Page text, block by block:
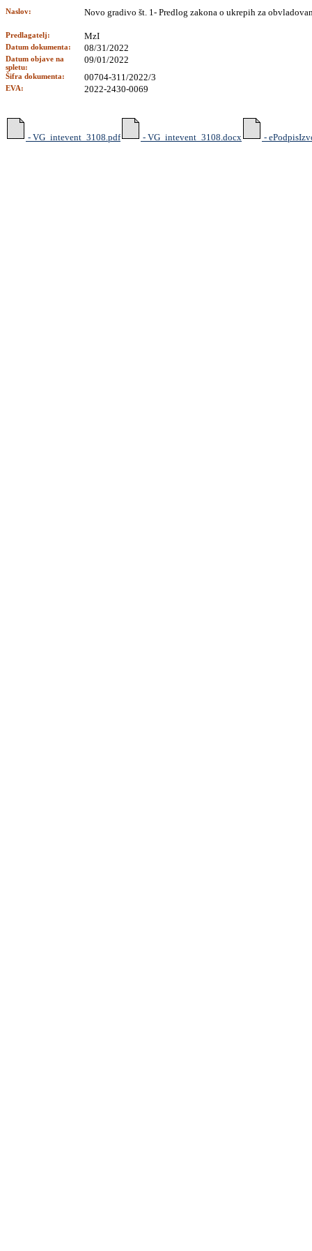
Naslov: Novo gradivo št. 1- Predlog zakona o ukrepih za
Predlagatelj: MzI
Datum dokumenta: 08/31/2022
Datum objave na
spletu:
09/01/2022
Šifra dokumenta: 00704-311/2022/3
EVA: 2022-2430-0069
- VG_intevent_3108.pdf - VG_intevent_3108.docx -